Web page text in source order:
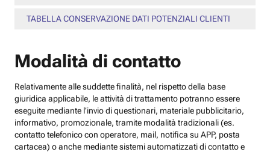
TABELLA CONSERVAZIONE DATI POTENZIALI CLIENTI
Modalità di contatto
Relativamente alle suddette finalità, nel rispetto della base
giuridica applicabile, le attività di trattamento potranno essere
eseguite mediante l’invio di questionari, materiale pubblicitario,
informativo, promozionale, tramite modalità tradizionali (es.
contatto telefonico con operatore, mail, notifica su APP, posta
cartacea) o anche mediante sistemi automatizzati di contatto e